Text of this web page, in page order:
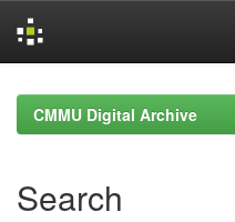
navigationCMMU Digital Archive
Search